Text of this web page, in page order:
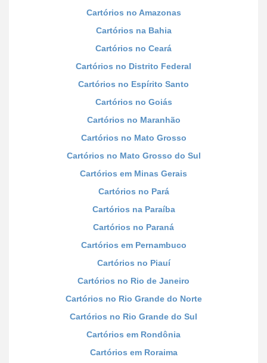
Cartórios no Amazonas
Cartórios na Bahia
Cartórios no Ceará
Cartórios no Distrito Federal
Cartórios no Espírito Santo
Cartórios no Goiás
Cartórios no Maranhão
Cartórios no Mato Grosso
Cartórios no Mato Grosso do Sul
Cartórios em Minas Gerais
Cartórios no Pará
Cartórios na Paraíba
Cartórios no Paraná
Cartórios em Pernambuco
Cartórios no Piauí
Cartórios no Rio de Janeiro
Cartórios no Rio Grande do Norte
Cartórios no Rio Grande do Sul
Cartórios em Rondônia
Cartórios em Roraima